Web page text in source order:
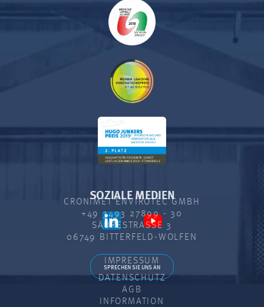
SOZIALE MEDIEN
SPRECHEN SIE UNS AN
CRONIMET ENVIROTEC GMBH
+49 3493 27899 - 30
SÄURESTRASSE 3
06749 BITTERFELD-WOLFEN
IMPRESSUM
DATENSCHUTZ
AGB
INFORMATION